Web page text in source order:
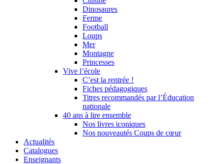
Dinosaures
Ferme
Football
Loups
Mer
Montagne
Princesses
Vive l’école
C’est la rentrée !
Fiches pédagogiques
Titres recommandés par l’Éducation
nationale
40 ans à lire ensemble
Nos livres iconiques
Nos nouveautés Coups de cœur
Actualités
Catalogues
Enseignants